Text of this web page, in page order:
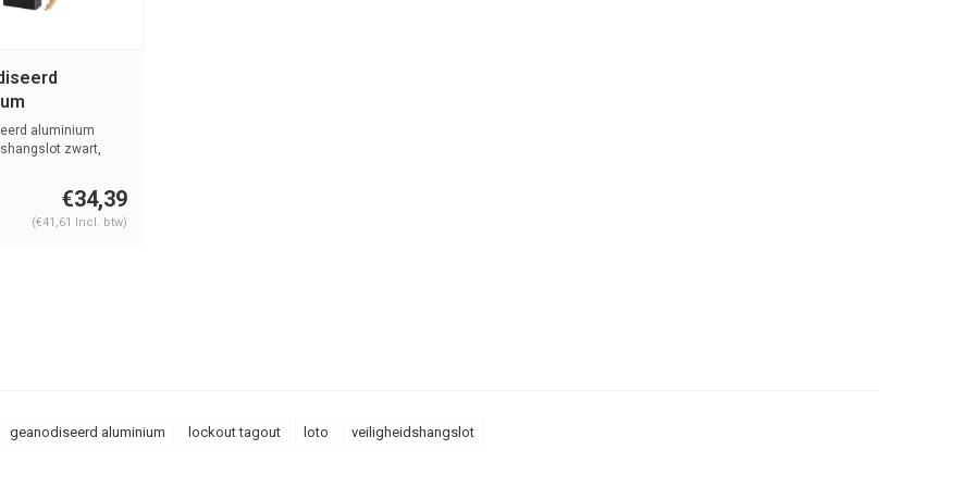
aluminium
zwart,
€34,39
(€41,61 Incl. btw)
geanodiseerd aluminium lockout tagout loto veiligheidshangslot